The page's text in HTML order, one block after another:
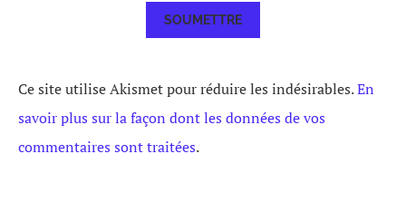
Ce site utilise Akismet pour réduire les indésirables.En
savoir plus sur la façon dont les données de vos
commentaires sont traitées.